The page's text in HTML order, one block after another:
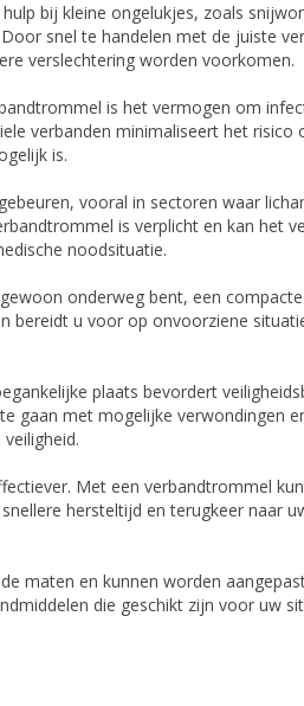
bij kleine ongelukjes, zoals
snel te handelen met de juiste
verslechtering worden voorkomen.
is het vermogen om
verbanden minimaliseert het risico
is.
vooral in sectoren waar
is verplicht en kan het
noodsituatie.
onderweg bent, een
bereidt u voor op onvoorziene
plaats bevordert
gaan met mogelijke verwondingen
Met een verbandtrommel
hersteltijd en terugkeer naar
maten en kunnen worden
die geschikt zijn voor uw